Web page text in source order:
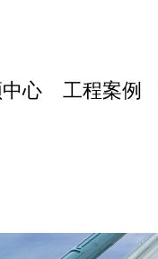
心 工程案例